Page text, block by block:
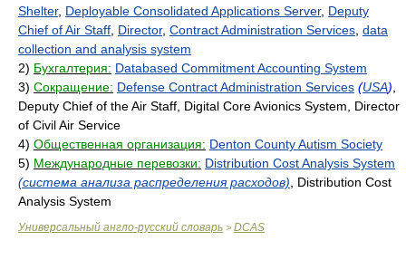
Shelter, Deployable Consolidated Applications Server, Deputy
Chief of Air Staff Director, Contract Administration Services data
collection and analysis system
2) Бухгалтерия: Databased Commitment Accounting System
3) Сокращение: Defense Contract Administration Services (USA)
Deputy Chief of the Air Staff, Digital Core Avionics System, Director
of Civil Air Service
4) Общественная организация: Denton County Autism Society
5) Международные перевозки: Distribution Cost Analysis System
(система анализа распределения расходов) , Distribution Cost
Analysis System
Универсальный англо-русский словарь > DCAS